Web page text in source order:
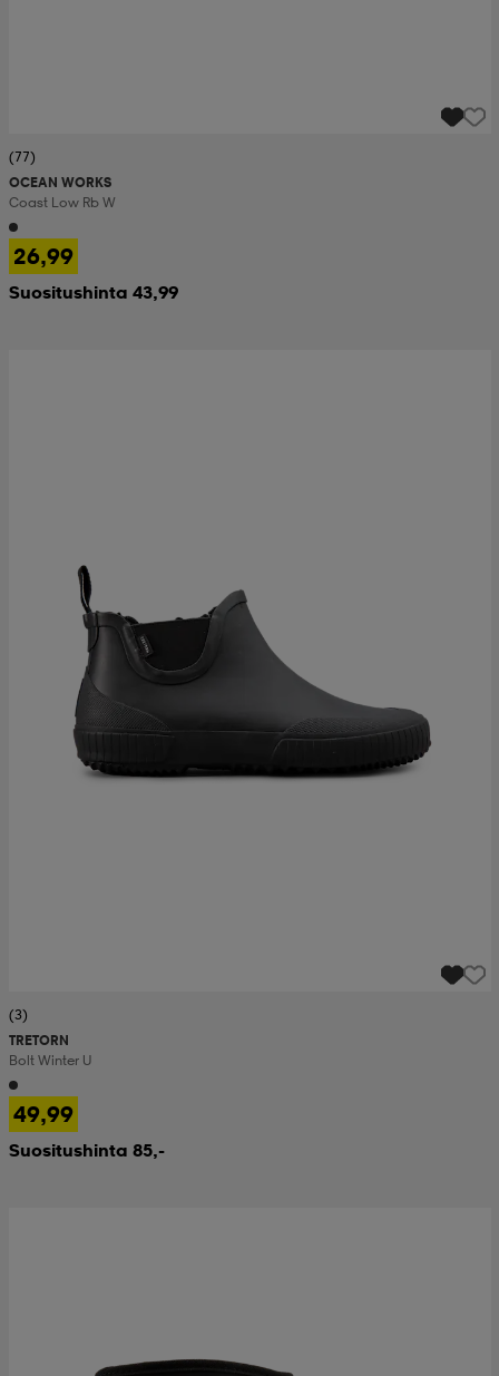
(77)
OCEAN WORKS
Coast Low Rb W
26,99
Suositushinta 43,99
(3)
TRETORN
Bolt Winter U
49,99
Suositushinta 85,-